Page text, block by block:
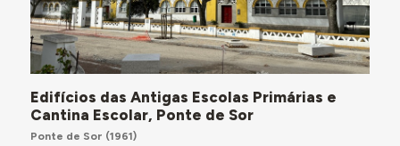
Edifícios das Antigas Escolas Primárias e
Cantina Escolar, Ponte de Sor
Ponte de Sor (1961)